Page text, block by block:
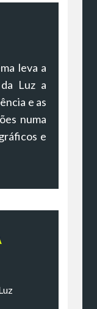
leva a
Luz a
e as
numa
e